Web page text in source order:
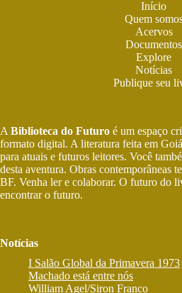
Início
Quem
Acervos
Documentos
Explore
Notícias
Publique seu
A Biblioteca do Futuro é um espaço
formato digital. A literatura feita em
para atuais e futuros leitores. Você
desta aventura. Obras contemporâneas
BF. Venha ler e colaborar. O futuro do
encontrar o futuro.
Notícias
I Salão Global da Primavera 1973
Machado está entre nós
William Agel/Siron Franco